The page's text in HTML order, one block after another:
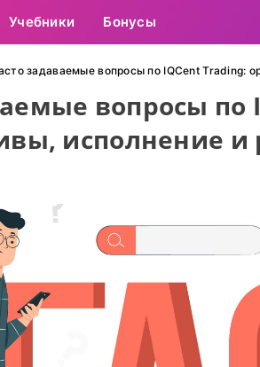
Учебники Бонусы
задаваемые вопросы по IQCent Trading:
вопросы по
исполнение и